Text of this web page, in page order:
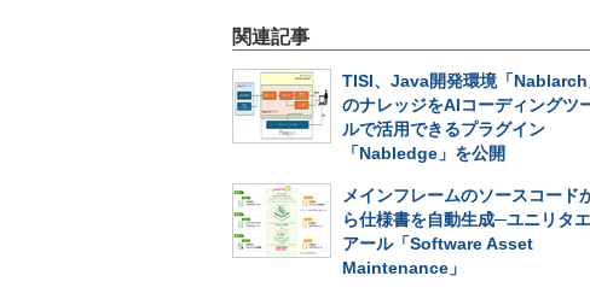
関連記事
TISI、Java開発環境「Nablarch
のナレッジをAIコーディングツ
ルで活用できるプラグイン
「Nabledge」を公開
メインフレームのソースコード
ら仕様書を自動生成─ユニリタ
アール「Software Asset
Maintenance」